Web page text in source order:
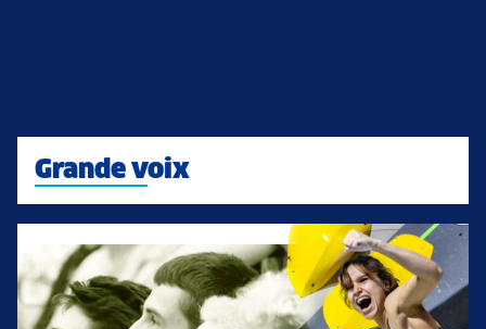
Grande voix